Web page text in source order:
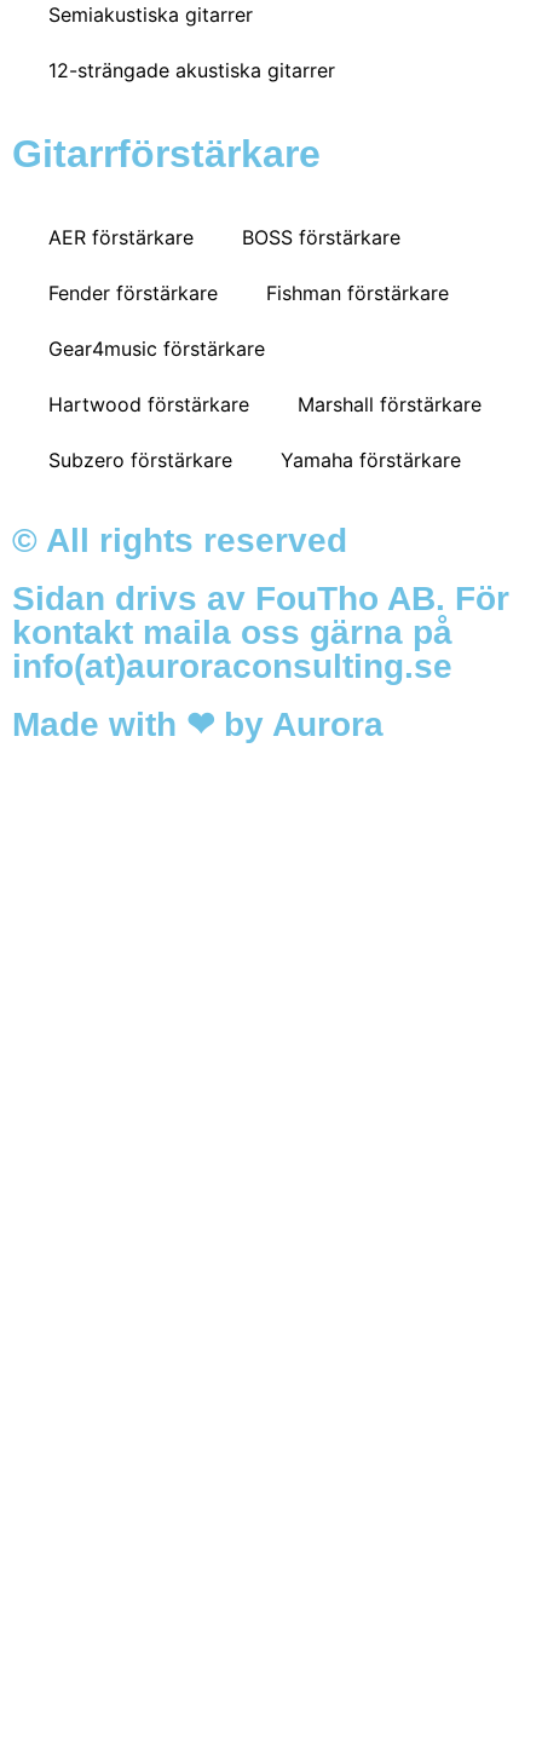
Semiakustiska gitarrer
12-strängade akustiska gitarrer
Gitarrförstärkare
AER förstärkare BOSS förstärkare
Fender förstärkare Fishman förstärkare
Gear4music förstärkare
Hartwood förstärkare Marshall förstärkare
Subzero förstärkare Yamaha förstärkare
© All rights reserved
Sidan drivs av FouTho AB. För
kontakt maila oss gärna på
info(at)auroraconsulting.se
Made with ❤ by Aurora